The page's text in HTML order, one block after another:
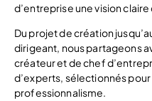
d’entreprise une vision
Du projet de création
dirigeant, nous partageons
créateur et de chef
d’experts, sélectionnés
professionnalisme.